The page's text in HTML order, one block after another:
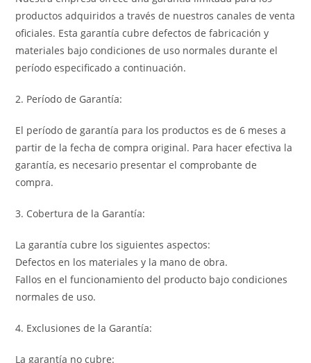
productos adquiridos a través de nuestros canales de venta
oficiales. Esta garantía cubre defectos de fabricación y
materiales bajo condiciones de uso normales durante el
período especificado a continuación.
2. Período de Garantía:
El período de garantía para los productos es de 6 meses a
partir de la fecha de compra original. Para hacer efectiva la
garantía, es necesario presentar el comprobante de
compra.
3. Cobertura de la Garantía:
La garantía cubre los siguientes aspectos:
Defectos en los materiales y la mano de obra.
Fallos en el funcionamiento del producto bajo condiciones
normales de uso.
4. Exclusiones de la Garantía:
La garantía no cubre: